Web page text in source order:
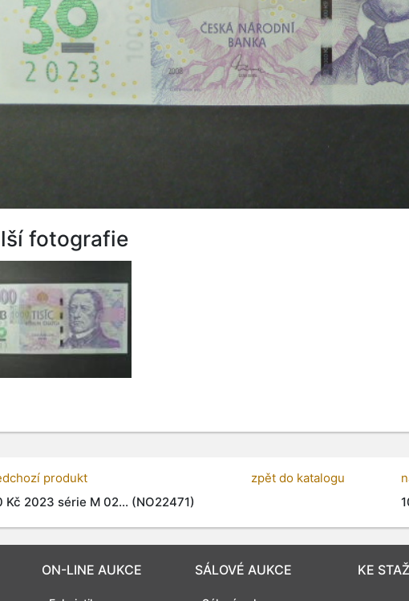
fotografie
produkt
Kč 2023 série M 02... (NO22471)
zpět do katalogu
ON-LINE AUKCE SÁLOVÉ AUKCE KE